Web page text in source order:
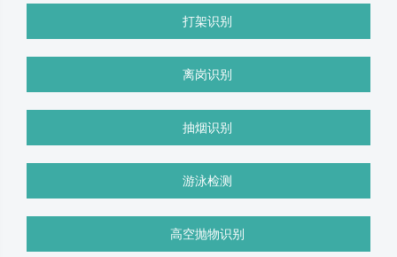
打架识别
离岗识别
抽烟识别
游泳检测
高空抛物识别